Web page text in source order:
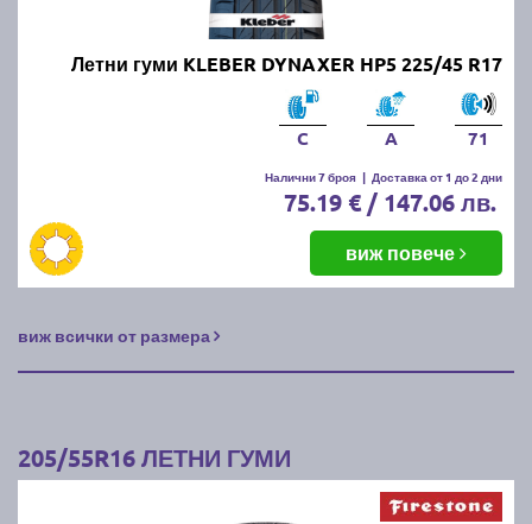
Летни гуми KLEBER DYNAXER HP5 225/45 R17
C A 71
Налични 7 броя | Доставка от 1 до 2 дни
75.19 € / 147.06 лв.
виж повече
виж всички от размера
205/55R16 ЛЕТНИ ГУМИ